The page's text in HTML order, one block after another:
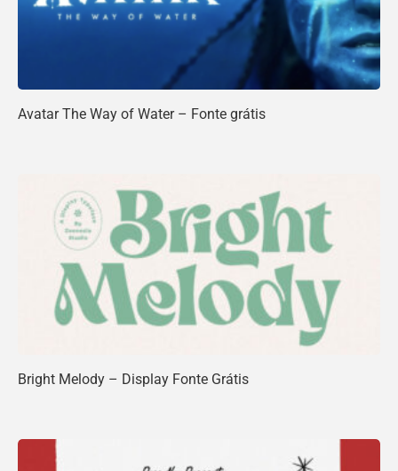
Avatar The Way of Water – Fonte grátis
Bright Melody – Display Fonte Grátis